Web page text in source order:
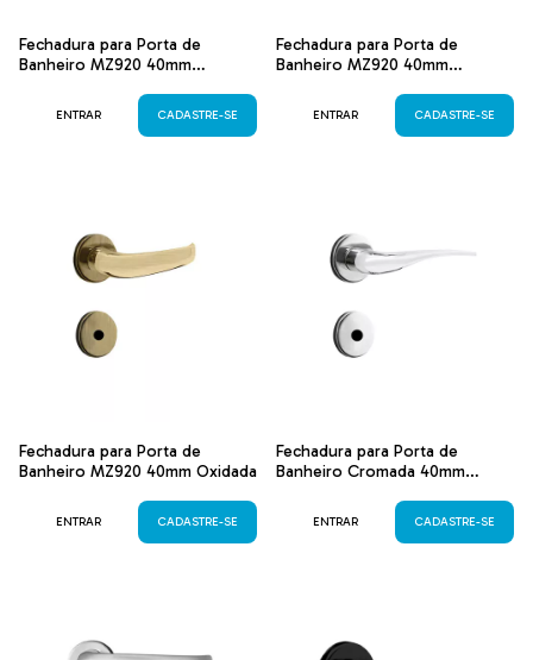
Fechadura para Porta de
Banheiro MZ920 40mm
ENTRAR CADASTRE-SE
Fechadura para Porta de
Banheiro MZ920 40mm
ENTRAR CADASTRE-SE
Fechadura para Porta de
Banheiro MZ920 40mm Oxidada
ENTRAR CADASTRE-SE
Fechadura para Porta de
Banheiro Cromada 40mm
ENTRAR CADASTRE-SE